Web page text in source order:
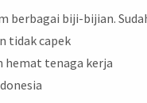
berbagai biji-bijian.
tidak capek
hemat tenaga kerja